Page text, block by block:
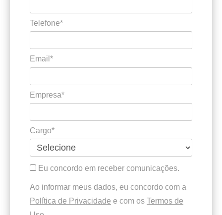
Telefone*
Email*
Empresa*
Cargo*
Eu concordo em receber comunicações.
Ao informar meus dados, eu concordo com a
Política de Privacidade e com os Termos de